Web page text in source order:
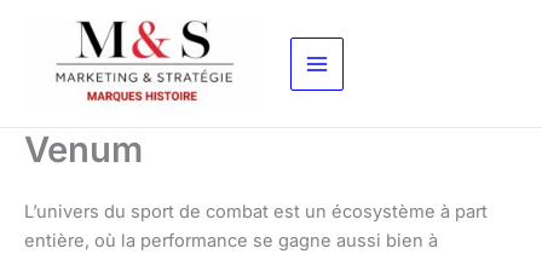
contenu
Venum
L’univers du sport de combat est un écosystème à part
entière, où la performance se gagne aussi bien à